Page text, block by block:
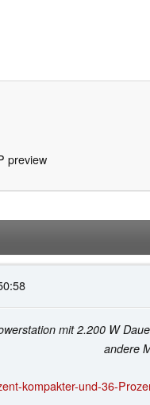
mit 2.200 W
andere
kompakter-und-36-